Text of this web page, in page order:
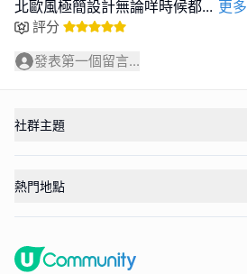
北歐風極簡設計無論咩時候都... 更多
評分
發表第一個留言...
社群主題
熱門地點